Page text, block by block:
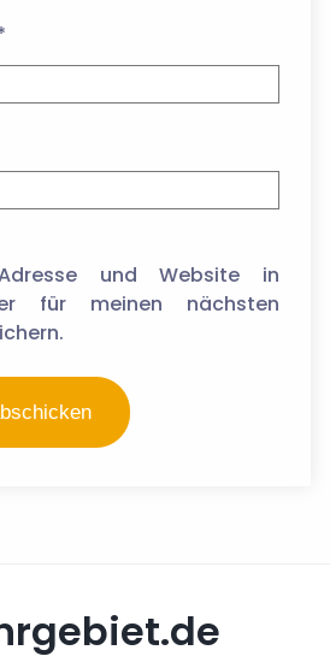
und Website in
für meinen nächsten